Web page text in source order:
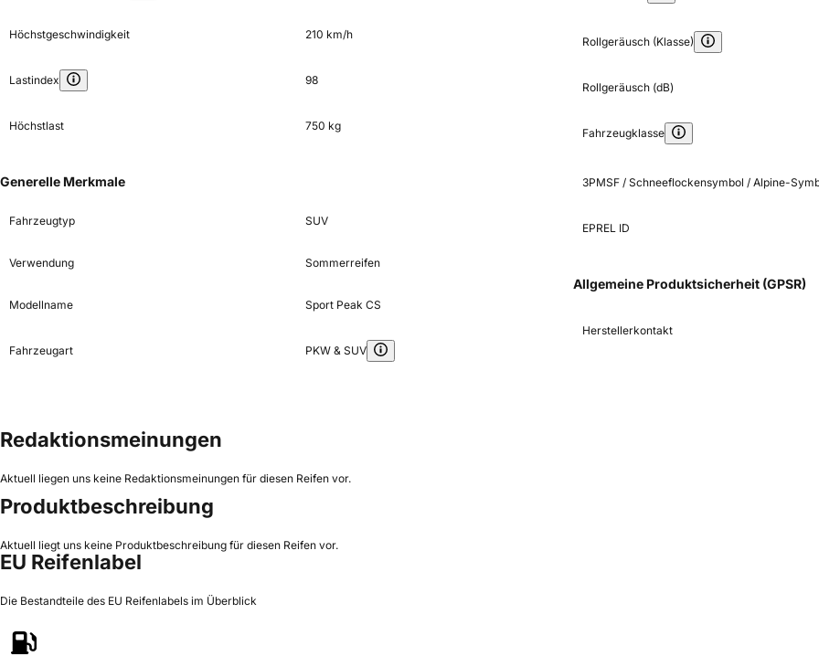
Höchstgeschwindigkeit 210 km/h
Lastindex 98
Höchstlast 750 kg
Generelle Merkmale
Fahrzeugtyp SUV
Verwendung Sommerreifen
Modellname Sport Peak CS
Fahrzeugart PKW & SUV
Rollgeräusch (Klasse)
Rollgeräusch (dB)
Fahrzeugklasse
3PMSF / Schneeflockensymbol / Alpine-
EPREL ID
Allgemeine Produktsicherheit (GPSR)
Herstellerkontakt
Redaktionsmeinungen
Aktuell liegen uns keine Redaktionsmeinungen für diesen Reifen vor.
Produktbeschreibung
Aktuell liegt uns keine Produktbeschreibung für diesen Reifen vor.
EU Reifenlabel
Die Bestandteile des EU Reifenlabels im Überblick